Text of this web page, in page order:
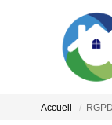
Accueil RGPD